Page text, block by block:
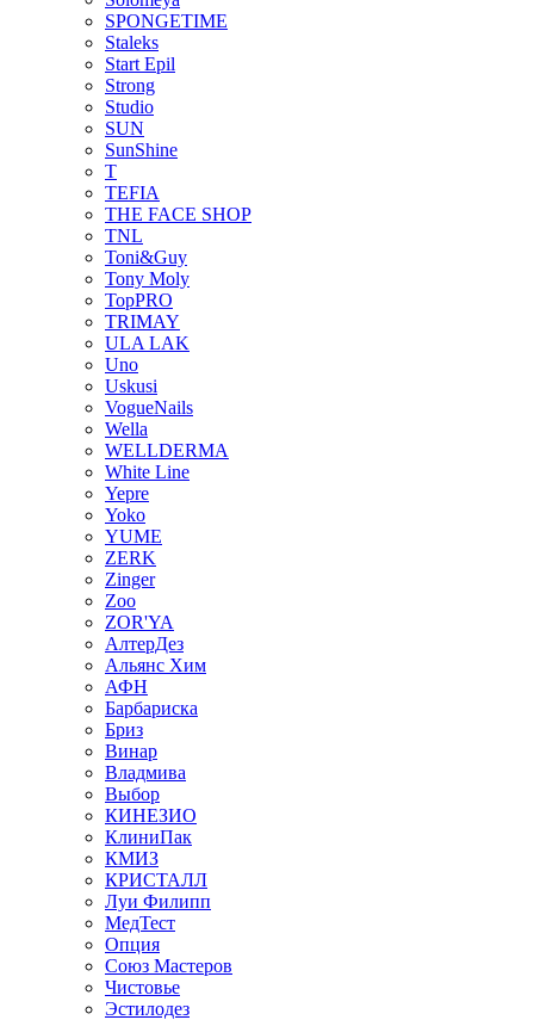
SPONGETIME
Staleks
Start Epil
Strong
Studio
SUN
SunShine
T
TEFIA
THE FACE SHOP
TNL
Toni&Guy
Tony Moly
TopPRO
TRIMAY
ULA LAK
Uno
Uskusi
VogueNails
Wella
WELLDERMA
White Line
Yepre
Yoko
YUME
ZERK
Zinger
Zoo
ZOR'YA
АлтерДез
Альянс Хим
АФН
Барбариска
Бриз
Винар
Владмива
Выбор
КИНЕЗИО
КлиниПак
КМИЗ
КРИСТАЛЛ
Луи Филипп
МедТест
Опция
Союз Мастеров
Чистовье
Эстилодез